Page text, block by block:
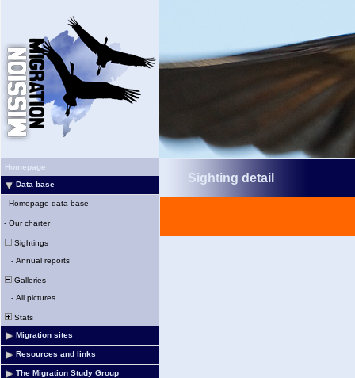
Homepage
Data base
- Homepage data base
- Our charter
Sightings
- Annual reports
Galleries
- All pictures
Stats
Migration sites
Resources and links
The Migration Study Group
Sighting detail